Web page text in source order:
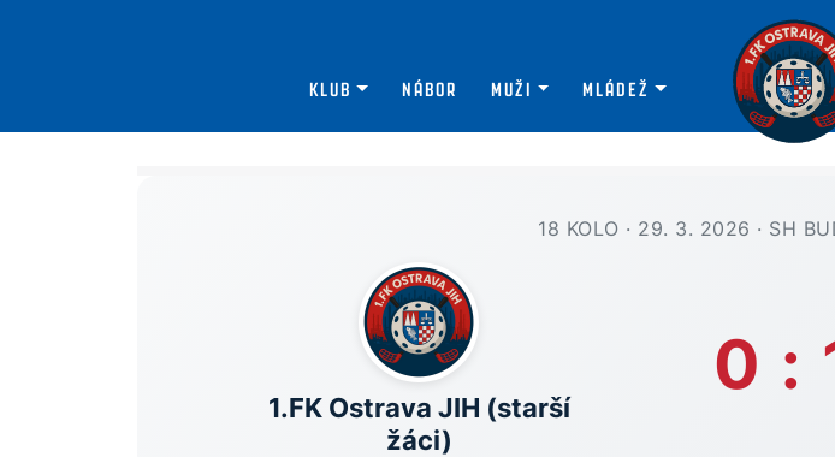
MLÁDEŽ
MUŽI
NÁBOR
KLUB
18 KOLO · 29. 3. 2026 · SH
1.FK Ostrava JIH (starší
žáci)
0 :